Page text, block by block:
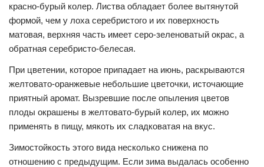
красно-бурый колер. Листва обладает более вытянутой
формой, чем у лоха серебристого и их поверхность
матовая, верхняя часть имеет серо-зеленоватый окрас, а
обратная серебристо-белесая.
При цветении, которое припадает на июнь, раскрываются
желтовато-оранжевые небольшие цветочки, источающие
приятный аромат. Вызревшие после опыления цветов
плоды окрашены в желтовато-бурый колер, их можно
применять в пищу, мякоть их сладковатая на вкус.
Зимостойкость этого вида несколько снижена по
отношению с предыдущим. Если зима выдалась особенно